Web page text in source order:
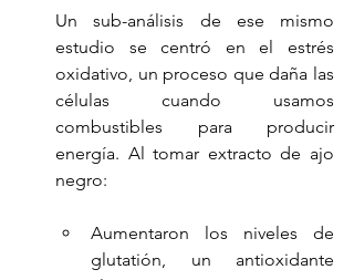
Un sub-análisis de ese mismo
estudio se centró en el estrés
oxidativo, un proceso que daña las
células cuando usamos
combustibles para producir
energía. Al tomar extracto de ajo
negro:
Aumentaron los niveles de
glutatión, un antioxidante